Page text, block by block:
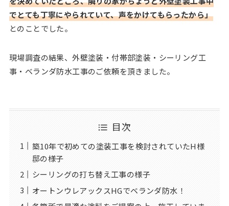
でとても丁寧にやられていて、声をかけてもらったから」
とのことでした。
現場調査の結果、外壁塗装・付帯部塗装・シーリング工
事・ベランダ防水工事のご依頼を頂きました。
目次
築10年で初めての塗装工事を検討されていたH様
邸の様子
シーリングの打ち替え工事の様子
オートンウレアックスHGでベランダ防水！